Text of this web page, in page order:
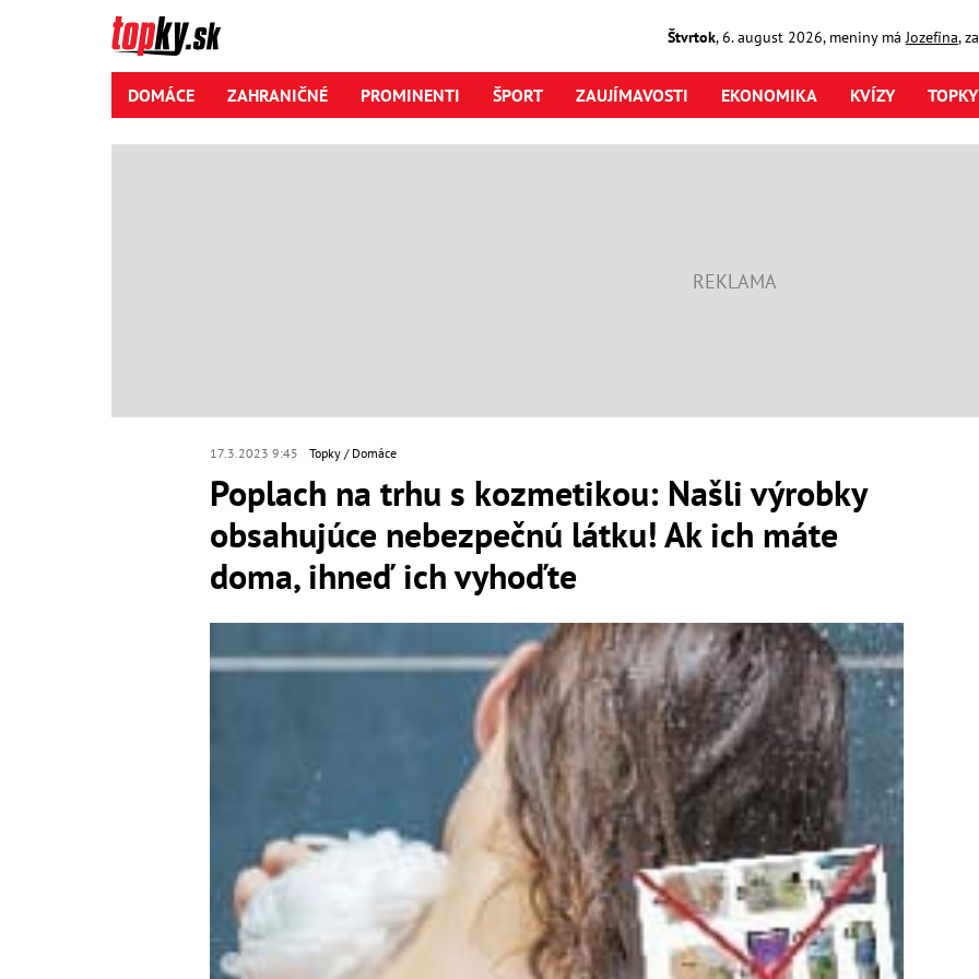
Štvrtok,6. august2026, meniny má Jozefína,
DOMÁCE ZAHRANIČNÉ PROMINENTI ŠPORT ZAUJÍMAVOSTI EKONOMIKA KVÍZY
17.3.2023 9:45 Topky Domáce
Poplach na trhu s kozmetikou: Našli výrobky
obsahujúce nebezpečnú látku! Ak ich máte
doma, ihneď ich vyhoďte